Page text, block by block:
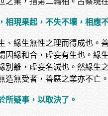
相現果起，不失不壞，相應
、緣生無性之理而得成也
因緣和合，虛妄有生也。
別離，虛妄名滅也。然緣
造無受者，善惡之業亦不亡
所疑事，以取決了。